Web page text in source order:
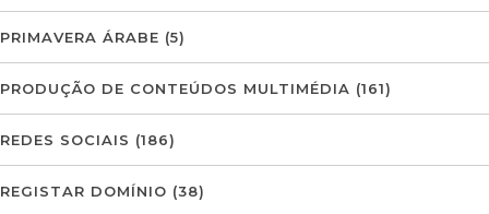
PRIMAVERA ÁRABE (5)
PRODUÇÃO DE CONTEÚDOS MULTIMÉDIA (161)
REDES SOCIAIS (186)
REGISTAR DOMÍNIO (38)